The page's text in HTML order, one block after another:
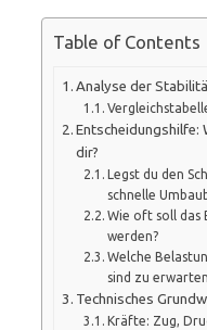
Table of Contents
Analyse der
Entscheidungshilfe:
dir?
Legst du den
schnelle
Wie oft soll
werden?
Welche
sind zu
Technisches
Kräfte: Zug,